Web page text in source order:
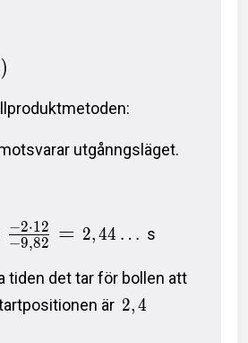
)
utgånngsläget.
−9,82
−2⋅12 = 2,44 … s
tiden det tar för bollen att
är 2,4